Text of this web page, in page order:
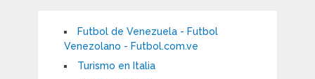
Futbol de Venezuela - Futbol
Venezolano - Futbol.com.ve
Turismo en Italia